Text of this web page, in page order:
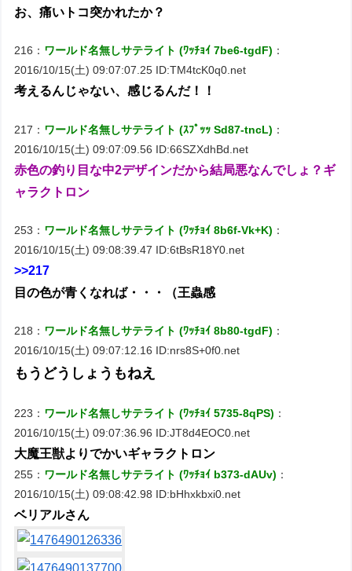
お、痛いトコ突かれたか？
216： ワールド名無しサテライト (ﾜｯﾁｮｲ 7be6-tgdF) ：
2016/10/15(土) 09:07:07.25 ID:TM4tcK0q0.net
考えるんじゃない、感じるんだ！！
217： ワールド名無しサテライト (ｽﾌﾟｯｯ Sd87-tncL) ：
2016/10/15(土) 09:07:09.56 ID:66SZXdhBd.net
赤色の釣り目な中2デザインだから結局悪なんでしょ？ギ
ャラクトロン
253： ワールド名無しサテライト (ﾜｯﾁｮｲ 8b6f-Vk+K) ：
2016/10/15(土) 09:08:39.47 ID:6tBsR18Y0.net
>>217
目の色が青くなれば・・・（王蟲感
218： ワールド名無しサテライト (ﾜｯﾁｮｲ 8b80-tgdF) ：
2016/10/15(土) 09:07:12.16 ID:nrs8S+0f0.net
もうどうしょうもねえ
223： ワールド名無しサテライト (ﾜｯﾁｮｲ 5735-8qPS) ：
2016/10/15(土) 09:07:36.96 ID:JT8d4EOC0.net
大魔王獣よりでかいギャラクトロン
255： ワールド名無しサテライト (ﾜｯﾁｮｲ b373-dAUv) ：
2016/10/15(土) 09:08:42.98 ID:bHhxkbxi0.net
ベリアルさん